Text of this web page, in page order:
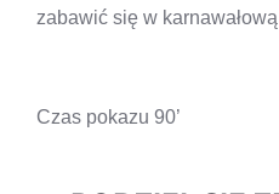
zabawić się w
Czas pokazu 90’